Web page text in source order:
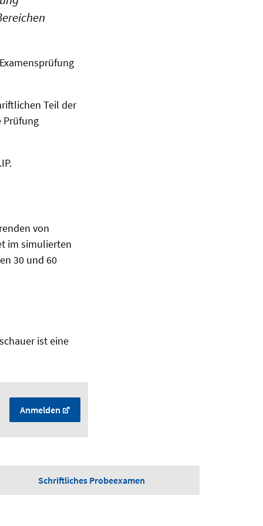
Teil der
Prüfung
von
im simulierten
30 und 60
ist eine
Anmelden
Schriftliches Probeexamen